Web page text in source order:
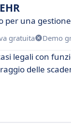
per una
gratuita Demo
legali con
delle